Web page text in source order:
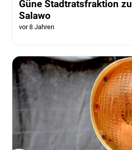
Güne Stadtratsfraktion
Salawo
vor 8 Jahren